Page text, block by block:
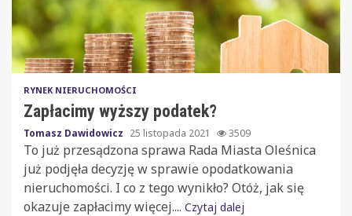
RYNEK NIERUCHOMOŚCI
Zapłacimy wyższy podatek?
Tomasz Dawidowicz 25 listopada 2021 3509
To już przesądzona sprawa Rada Miasta Oleśnica
już podjęła decyzję w sprawie opodatkowania
nieruchomości. I co z tego wynikło? Otóż, jak się
okazuje zapłacimy więcej.... Czytaj dalej